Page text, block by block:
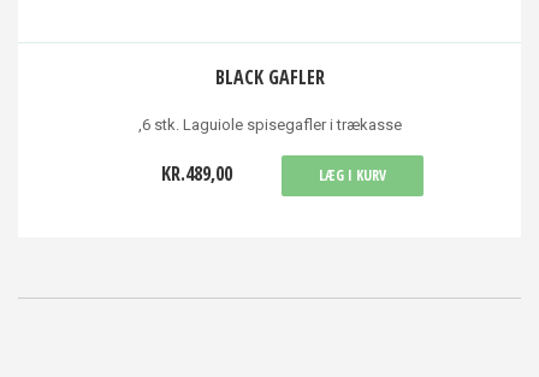
BLACK GAFLER
,6 stk. Laguiole spisegafler i trækasse
KR.489,00 LÆG I KURV